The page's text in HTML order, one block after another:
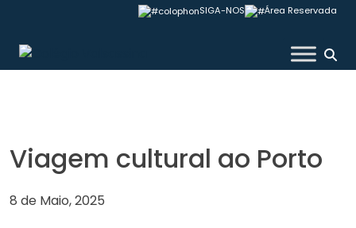
content
SIGA-NOS Área Reservada
Colégio Valsassina
Viagem cultural ao Porto
8 de Maio, 2025